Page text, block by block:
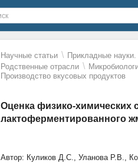
Научные статьи \ Прикладные
Родственные отрасли \
Производство вкусовых продуктов
Оценка физико-химических
лактоферментированного
Автор: Куликов Д.С., Уланова Р.В.,